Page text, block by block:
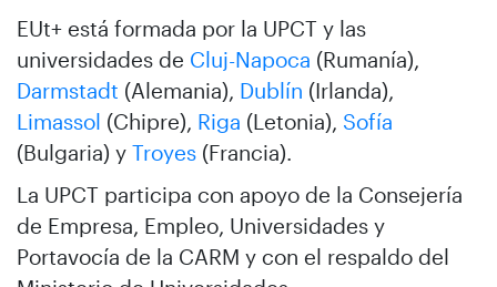
EUt+ está formada por la UPCT y las
universidades de Cluj-Napoca (Rumanía),
Darmstadt (Alemania), Dublín (Irlanda),
Limassol (Chipre), Riga (Letonia), Sofía
(Bulgaria) y Troyes (Francia).
La UPCT participa con apoyo de la Consejería
de Empresa, Empleo, Universidades y
Portavocía de la CARM y con el respaldo del